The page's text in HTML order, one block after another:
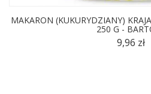
MAKARON (KUKURYDZIANY)
250 G -
9,96 zł